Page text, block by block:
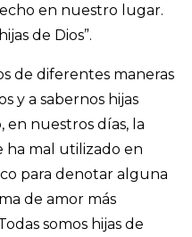
en nuestro lugar.
de Dios”.
de diferentes maneras
y a sabernos hijas
en nuestros días, la
ha mal utilizado en
para denotar alguna
de amor más
somos hijas de